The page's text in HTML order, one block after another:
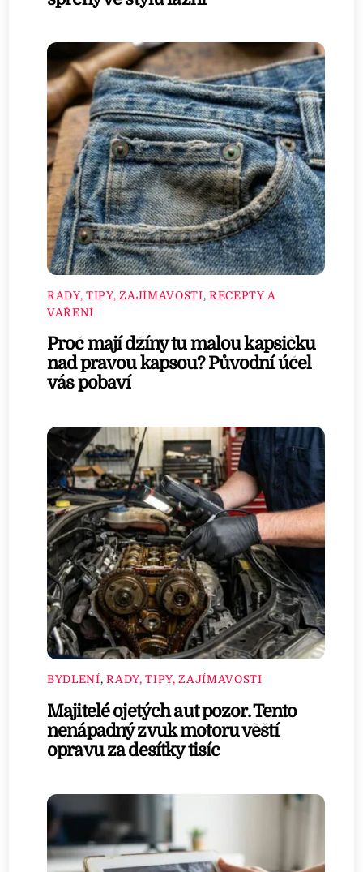
RADY, TIPY, ZAJÍMAVOSTI, RECEPTY A
VAŘENÍ
Proč mají džíny tu malou kapsičku
nad pravou kapsou? Původní účel
vás pobaví
BYDLENÍ,RADY, TIPY, ZAJÍMAVOSTI
Majitelé ojetých aut pozor. Tento
nenápadný zvuk motoru věští
opravu za desítky tisíc